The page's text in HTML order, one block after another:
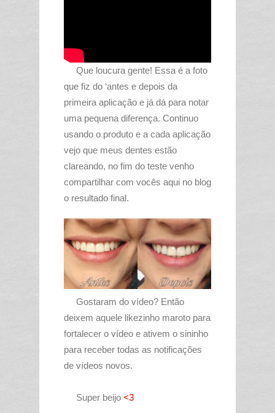
Que loucura gente! Essa é a foto
que fiz do ‘antes e depois da
primeira aplicação e já dá para notar
uma pequena diferença. Continuo
usando o produto e a cada aplicação
vejo que meus dentes estão
clareando, no fim do teste venho
compartilhar com vocês aqui no blog
o resultado final.
Gostaram do vídeo? Então
deixem aquele likezinho maroto para
fortalecer o vídeo e ativem o sininho
para receber todas as notificações
de vídeos novos.
Super beijo <3